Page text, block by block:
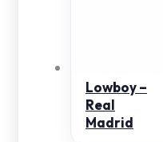
Lowboy –
Real
Madrid